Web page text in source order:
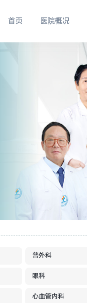
首页 医院概况
普外科
眼科
心血管内科